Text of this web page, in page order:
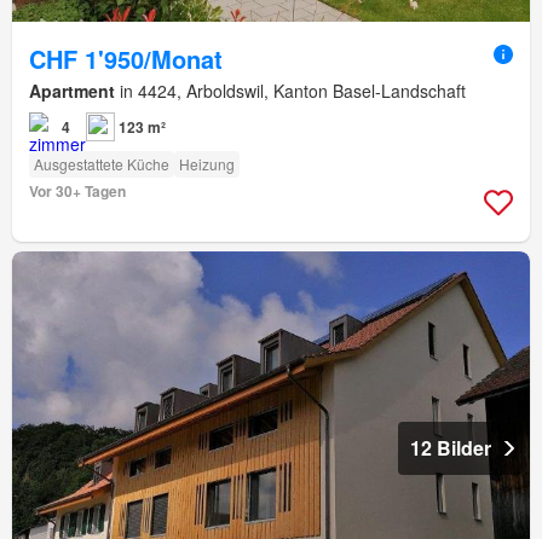
CHF 1'950/Monat
Apartment in 4424, Arboldswil, Kanton Basel-Landschaft
4 123 m²
Ausgestattete Küche Heizung
Vor 30+ Tagen
12 Bilder